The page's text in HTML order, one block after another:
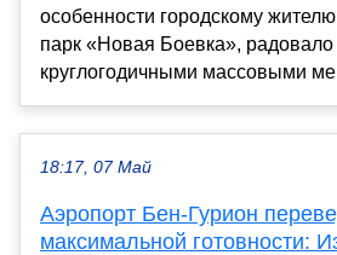
особенности городскому
парк «Новая Боевка»,
круглогодичными массовыми
18:17, 07 Май
Аэропорт Бен-Гурион
максимальной готовности: